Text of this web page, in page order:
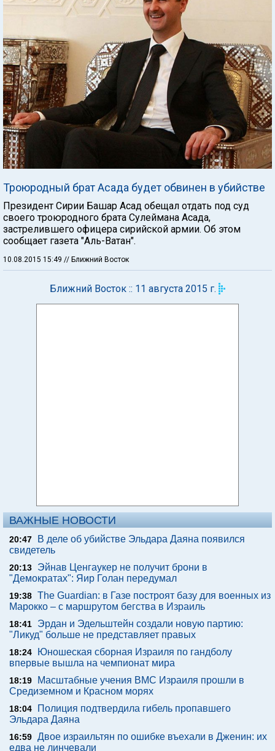
Троюродный брат Асада будет обвинен в убийстве
Президент Сирии Башар Асад обещал отдать под суд
своего троюродного брата Сулеймана Асада,
застрелившего офицера сирийской армии. Об этом
сообщает газета "Аль-Ватан".
10.08.2015 15:49 // Ближний Восток
Ближний Восток :: 11 августа 2015 г.
ВАЖНЫЕ НОВОСТИ
20:47
В деле об убийстве Эльдара Даяна появился
свидетель
20:13
Эйнав Ценгаукер не получит брони в
"Демократах": Яир Голан передумал
19:38 The Guardian: в Газе построят базу для военных из
Марокко – с маршрутом бегства в Израиль
18:41
Эрдан и Эдельштейн создали новую партию:
"Ликуд" больше не представляет правых
18:24
Юношеская сборная Израиля по гандболу
впервые вышла на чемпионат мира
18:19
Масштабные учения ВМС Израиля прошли в
Средиземном и Красном морях
18:04
Полиция подтвердила гибель пропавшего
Эльдара Даяна
16:59 Двое израильтян по ошибке въехали в Дженин: их
едва не линчевали